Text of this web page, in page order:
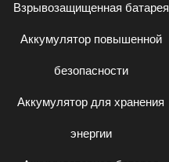
Взрывозащищенная батарея
Аккумулятор повышенной
безопасности
Аккумулятор для хранения
энергии